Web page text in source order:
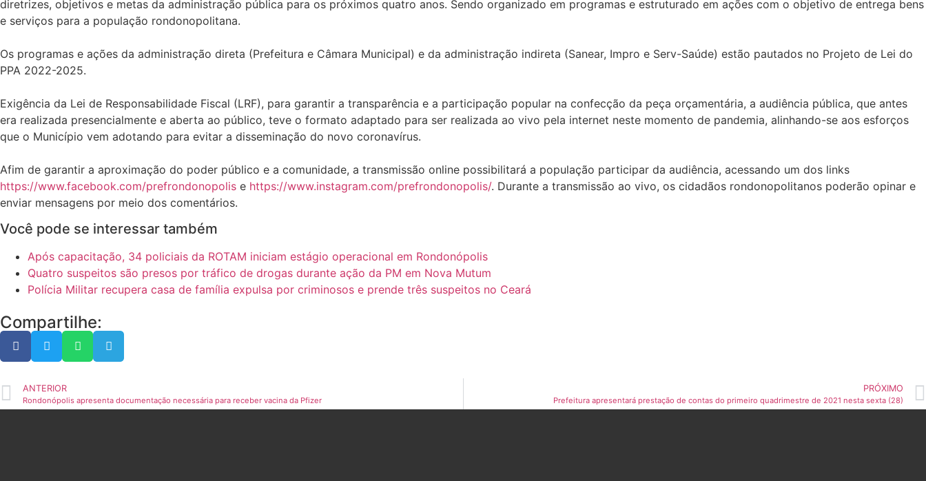
diretrizes, objetivos e metas da administração pública para os próximos quatro anos. Sendo organizado em programas e estruturado em ações com o objetivo de entrega bens
e serviços para a população rondonopolitana.
Os programas e ações da administração direta (Prefeitura e Câmara Municipal) e da administração indireta (Sanear, Impro e Serv-Saúde) estão pautados no Projeto de Lei do
PPA 2022-2025.
Exigência da Lei de Responsabilidade Fiscal (LRF), para garantir a transparência e a participação popular na confecção da peça orçamentária, a audiência pública, que antes
era realizada presencialmente e aberta ao público, teve o formato adaptado para ser realizada ao vivo pela internet neste momento de pandemia, alinhando-se aos esforços
que o Município vem adotando para evitar a disseminação do novo coronavírus.
Afim de garantir a aproximação do poder público e a comunidade, a transmissão online possibilitará a população participar da audiência, acessando um dos links
https://www.facebook.com/prefrondonopolis e https://www.instagram.com/prefrondonopolis/. Durante a transmissão ao vivo, os cidadãos rondonopolitanos poderão opinar e
enviar mensagens por meio dos comentários.
Você pode se interessar também
Após capacitação, 34 policiais da ROTAM iniciam estágio operacional em Rondonópolis
Quatro suspeitos são presos por tráfico de drogas durante ação da PM em Nova Mutum
Polícia Militar recupera casa de família expulsa por criminosos e prende três suspeitos no Ceará
Compartilhe:
ANTERIOR
Rondonópolis apresenta documentação necessária para receber vacina da Pfizer
PRÓXIMO
Prefeitura apresentará prestação de contas do primeiro quadrimestre de 2021 nesta sexta (28)